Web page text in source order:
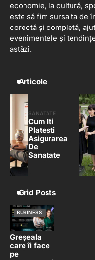
economie, la cultură,
este să fim sursa ta de
corectă și completă,
evenimentele și
astăzi.
Articole
SANATATE
Cum Iti
Platesti
Asigurarea
De
Sanatate
Grid Posts
BUSINESS
Greșeala
care îi face
pe